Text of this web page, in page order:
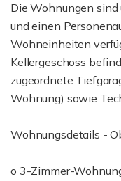
Die Wohnungen sind
und einen
Wohneinheiten
Kellergeschoss
zugeordnete
Wohnung) sowie
Wohnungsdetails -
o 3-Zimmer-